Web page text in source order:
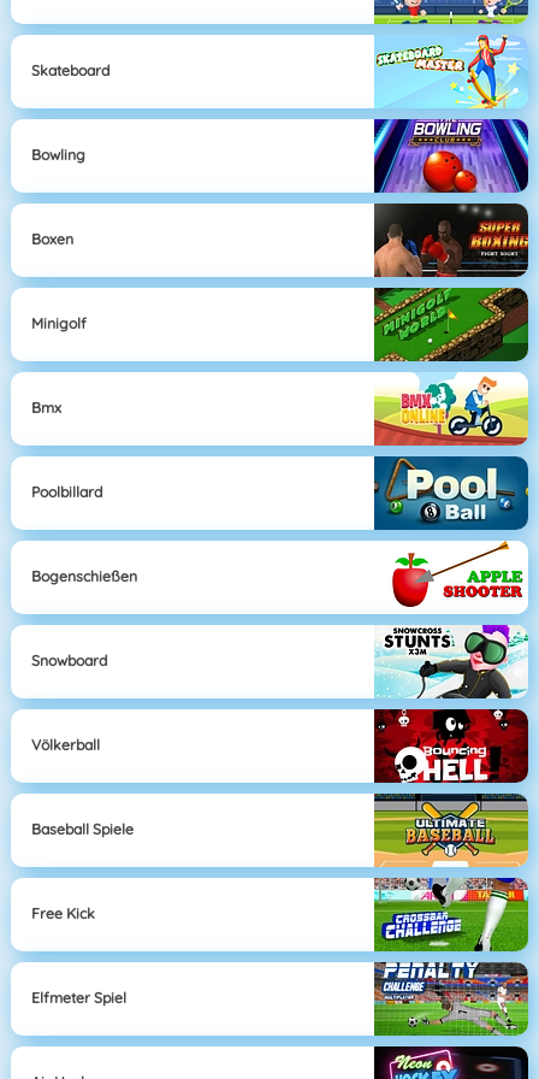
Skateboard
Bowling
Boxen
Minigolf
Bmx
Poolbillard
Bogenschießen
Snowboard
Völkerball
Baseball Spiele
Free Kick
Elfmeter Spiel